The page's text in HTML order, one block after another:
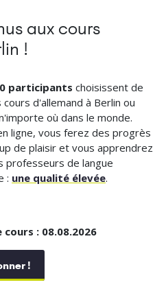
aux cours
!
participants choisissent de
d'allemand à Berlin ou
où dans le monde.
ligne, vous ferez des progrès
de plaisir et vous apprendrez
professeurs de langue
: une qualité élevée.
: 08.08.2026
!